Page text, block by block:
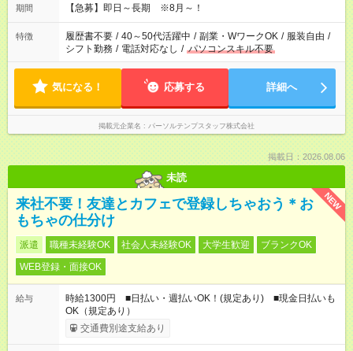
期間 【急募】即日～長期 ※8月～！
特徴 履歴書不要 / 40～50代活躍中 / 副業・WワークOK / 服装自由 /
シフト勤務 / 電話対応なし / パソコンスキル不要
気になる！ 応募する 詳細へ
掲載元企業名 パーソルテンプスタッフ株式会社
掲載日：2026.08.06
未読
NEW
来社不要！友達とカフェで登録しちゃおう＊お
もちゃの仕分け
派遣 職種未経験OK 社会人未経験OK 大学生歓迎
ブランクOK
WEB登録・面接OK
給与
時給1300円 ■日払い・週払いOK！(規定あり) ■現金日払いも
OK（規定あり）
交通費別途支給あり